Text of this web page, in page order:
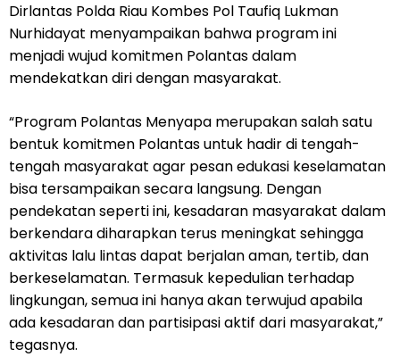
Dirlantas Polda Riau Kombes Pol Taufiq Lukman
Nurhidayat menyampaikan bahwa program ini
menjadi wujud komitmen Polantas dalam
mendekatkan diri dengan masyarakat.
“Program Polantas Menyapa merupakan salah satu
bentuk komitmen Polantas untuk hadir di tengah-
tengah masyarakat agar pesan edukasi keselamatan
bisa tersampaikan secara langsung. Dengan
pendekatan seperti ini, kesadaran masyarakat dalam
berkendara diharapkan terus meningkat sehingga
aktivitas lalu lintas dapat berjalan aman, tertib, dan
berkeselamatan. Termasuk kepedulian terhadap
lingkungan, semua ini hanya akan terwujud apabila
ada kesadaran dan partisipasi aktif dari masyarakat,”
tegasnya.